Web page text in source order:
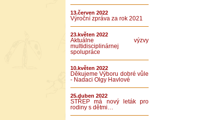
13.červen 2022
Výroční zpráva za rok 2021
23.květen 2022
Aktuálne výzvy
multidisciplinárnej
spolupráce
10.květen 2022
Děkujeme Výboru dobré vůle
- Nadaci Olgy Havlové
25.duben 2022
STŘEP má nový leták pro
rodiny s dětmi…